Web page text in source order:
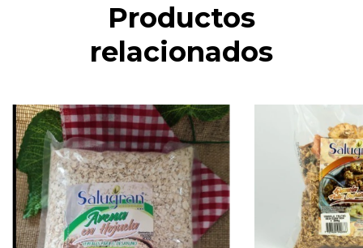
Productos
relacionados